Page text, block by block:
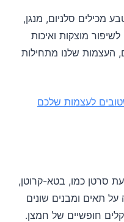
מכילים סלניום, מנגן,
מוצקות ואיכות
העצמות שלנו מתחילות
סרטן כמו, בטא-קרוטן,
על תאים ומבנים שונים
חופשיים של חמצן.